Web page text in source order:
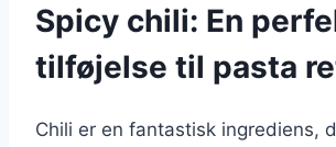
Spicy chili: En
tilføjelse til pasta
Chili er en fantastisk ingrediens,